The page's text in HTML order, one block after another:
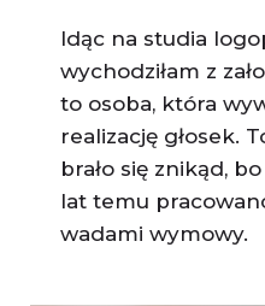
Idąc na studia
wychodziłam z
to osoba, która
realizację głosek.
brało się znikąd,
lat temu
wadami wymowy.